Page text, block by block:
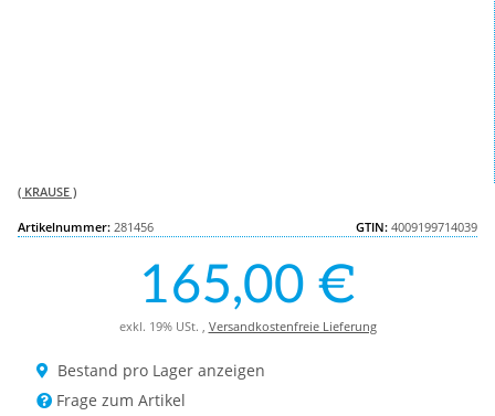
( KRAUSE )
Artikelnummer: 281456 GTIN: 4009199714039
165,00 €
exkl. 19% USt. , Versandkostenfreie Lieferung
Bestand pro Lager anzeigen
Frage zum Artikel